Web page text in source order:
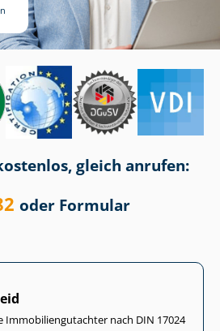
gleich anrufen:
oder Formular
Im­mo­bi­li­en­gut­ach­ter nach DIN 17024